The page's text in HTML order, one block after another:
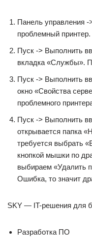
Панель управления -
проблемный принтер.
Пуск -> Выполнить
вкладка «Службы».
Пуск -> Выполнить
окно «Свойства
проблемного
Пуск -> Выполнить
открывается папка
требуется выбрать
кнопкой мышки по
выбираем «Удалить
Ошибка, то значит
SKY — IT-решения для
Разработка ПО